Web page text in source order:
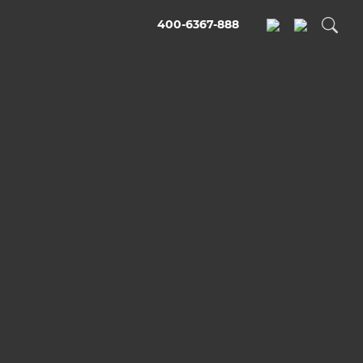
400-6367-888